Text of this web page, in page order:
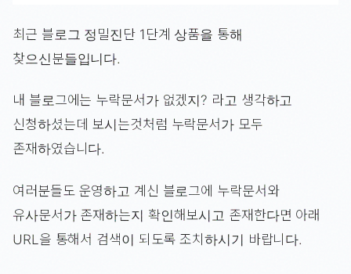
최근 블로그 정밀진단 1단계 상품을 통해
찾으신분들입니다.
내 블로그에는 누락문서가 없겠지? 라고 생각하고
신청하셨는데 보시는것처럼 누락문서가 모두
존재하였습니다.
여러분들도 운영하고 계신 블로그에 누락문서와
유사문서가 존재하는지 확인해보시고 존재한다면 아래
URL을 통해서 검색이 되도록 조치하시기 바랍니다.